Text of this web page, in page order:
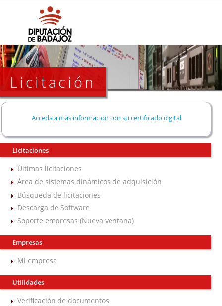
Licitación
Acceda a más información con su certificado digital
Licitaciones
Últimas licitaciones
Área de sistemas dinámicos de adquisición
Búsqueda de licitaciones
Descarga de Software
Soporte empresas (Nueva ventana)
Empresas
Mi empresa
Utilidades
Verificación de documentos